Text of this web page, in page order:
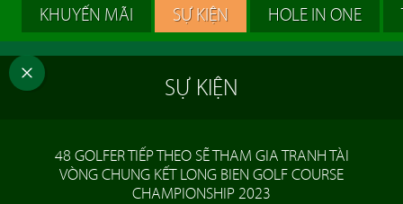
KHUYẾN MÃI SỰ KIỆN HOLE IN ONE
SỰ KIỆN
48 GOLFER TIẾP THEO SẼ THAM GIA TRANH TÀI
VÒNG CHUNG KẾT LONG BIEN GOLF COURSE
CHAMPIONSHIP 2023